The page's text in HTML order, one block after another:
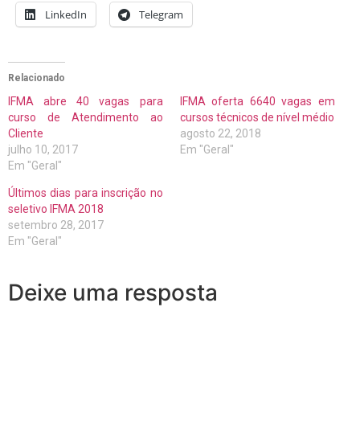
LinkedIn Telegram
Relacionado
IFMA abre 40 vagas para
curso de Atendimento ao
Cliente
julho 10, 2017
Em "Geral"
IFMA oferta 6640 vagas em
cursos técnicos de nível médio
agosto 22, 2018
Em "Geral"
Últimos dias para inscrição no
seletivo IFMA 2018
setembro 28, 2017
Em "Geral"
Deixe uma resposta